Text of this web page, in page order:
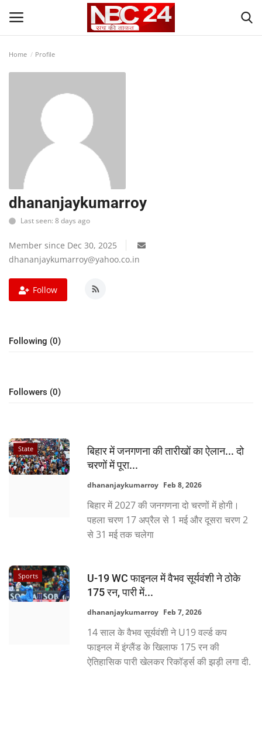
National
World
State
Politics
Crime
Business
Tech
Hindi Urdu English
Home Profile
dhananjaykumarroy
Last seen: 8 days ago
Member since Dec 30, 2025
dhananjaykumarroy@yahoo.co.in
Follow
Following (0)
Followers (0)
State
बिहार में जनगणना की तारीखों का ऐलान... दो
चरणों में पूरा...
dhananjaykumarroy Feb 8, 2026
बिहार में 2027 की जनगणना दो चरणों में होगी।
पहला चरण 17 अप्रैल से 1 मई और दूसरा चरण 2
से 31 मई तक चलेगा
Sports
U-19 WC फाइनल में वैभव सूर्यवंशी ने ठोके
175 रन, पारी में...
dhananjaykumarroy Feb 7, 2026
14 साल के वैभव सूर्यवंशी ने U19 वर्ल्ड कप
फाइनल में इंग्लैंड के खिलाफ 175 रन की
ऐतिहासिक पारी खेलकर रिकॉर्ड्स की झड़ी लगा दी.